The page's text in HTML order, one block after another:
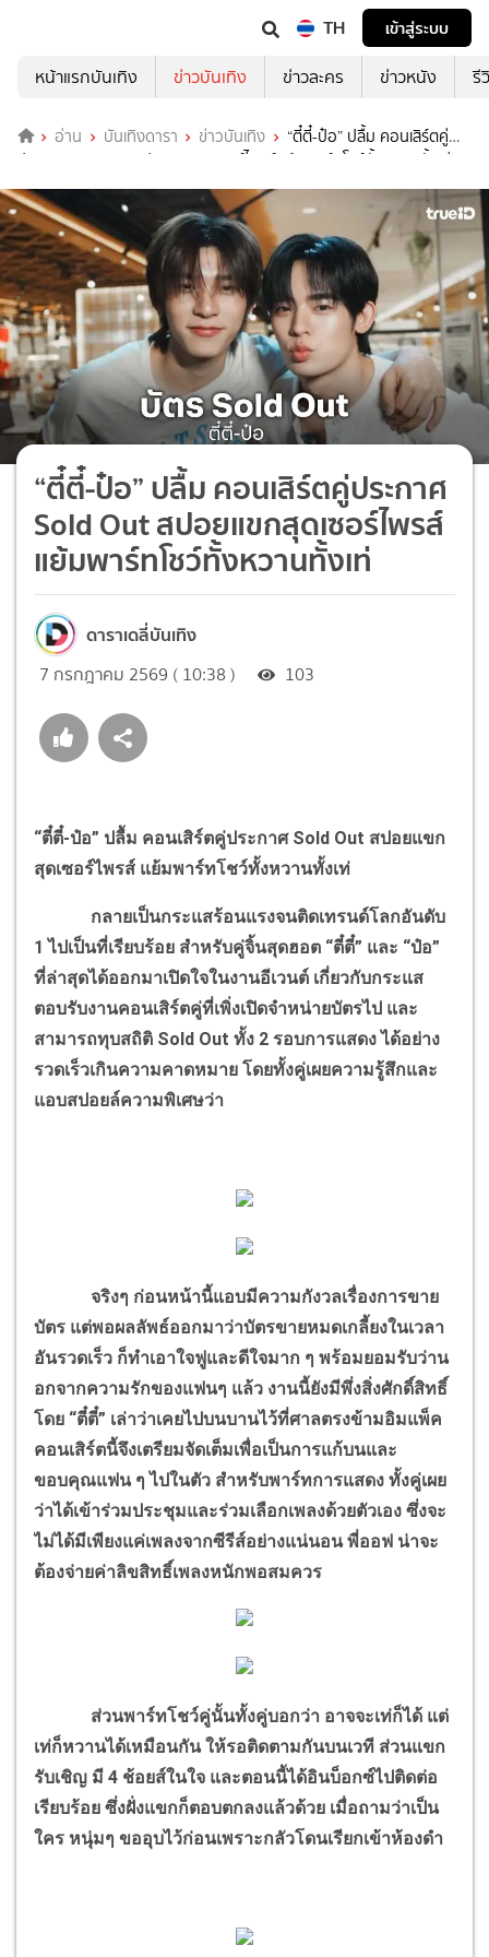
TH
เข้าสู่ระบบ
หน้าแรกบันเทิง
ข่าวบันเทิง ข่าวละคร ข่าวหนัง รี
อ่าน บันเทิงดารา ข่าวบันเทิง
“ตี๋ตี๋-ป๋อ” ปลื้ม คอนเสิร์ตคู่
ประกาศ Sold Out สปอยแขกสุดเซอร์ไพรส์ แย้มพาร์ทโชว์ทั้งหวานทั้งเท่
“ตี๋ตี๋-ป๋อ” ปลื้ม คอนเสิร์ตคู่ประกาศ
Sold Out สปอยแขกสุดเซอร์ไพรส์
แย้มพาร์ทโชว์ทั้งหวานทั้งเท่
ดาราเดลี่บันเทิง
7 กรกฎาคม 2569 ( 10:38 ) 103
“ตี๋ตี๋-ป๋อ” ปลื้ม คอนเสิร์ตคู่ประกาศ Sold Out สปอยแขก
สุดเซอร์ไพรส์ แย้มพาร์ทโชว์ทั้งหวานทั้งเท่
กลายเป็นกระแสร้อนแรงจนติดเทรนด์โลกอันดับ
1 ไปเป็นที่เรียบร้อย สำหรับคู่จิ้นสุดฮอต “ตี๋ตี๋” และ “ป๋อ”
ที่ล่าสุดได้ออกมาเปิดใจในงานอีเวนต์ เกี่ยวกับกระแส
ตอบรับงานคอนเสิร์ตคู่ที่เพิ่งเปิดจำหน่ายบัตรไป และ
สามารถทุบสถิติ Sold Out ทั้ง 2 รอบการแสดง ได้อย่าง
รวดเร็วเกินความคาดหมาย โดยทั้งคู่เผยความรู้สึกและ
แอบสปอยล์ความพิเศษว่า
จริงๆ ก่อนหน้านี้แอบมีความกังวลเรื่องการขาย
บัตร แต่พอผลลัพธ์ออกมาว่าบัตรขายหมดเกลี้ยงในเวลา
อันรวดเร็ว ก็ทำเอาใจฟูและดีใจมาก ๆ พร้อมยอมรับว่าน
อกจากความรักของแฟนๆ แล้ว งานนี้ยังมีพึ่งสิ่งศักดิ์สิทธิ์
โดย “ตี๋ตี๋” เล่าว่าเคยไปบนบานไว้ที่ศาลตรงข้ามอิมแพ็ค
คอนเสิร์ตนี้จึงเตรียมจัดเต็มเพื่อเป็นการแก้บนและ
ขอบคุณแฟน ๆ ไปในตัว สำหรับพาร์ทการแสดง ทั้งคู่เผย
ว่าได้เข้าร่วมประชุมและร่วมเลือกเพลงด้วยตัวเอง ซึ่งจะ
ไม่ได้มีเพียงแค่เพลงจากซีรีส์อย่างแน่นอน พี่ออฟ น่าจะ
ต้องจ่ายค่าลิขสิทธิ์เพลงหนักพอสมควร
ส่วนพาร์ทโชว์คู่นั้นทั้งคู่บอกว่า อาจจะเท่ก็ได้ แต่
เท่ก็หวานได้เหมือนกัน ให้รอติดตามกันบนเวที ส่วนแขก
รับเชิญ มี 4 ช้อยส์ในใจ และตอนนี้ได้อินบ็อกซ์ไปติดต่อ
เรียบร้อย ซึ่งฝั่งแขกก็ตอบตกลงแล้วด้วย เมื่อถามว่าเป็น
ใคร หนุ่มๆ ขออุบไว้ก่อนเพราะกลัวโดนเรียกเข้าห้องดำ